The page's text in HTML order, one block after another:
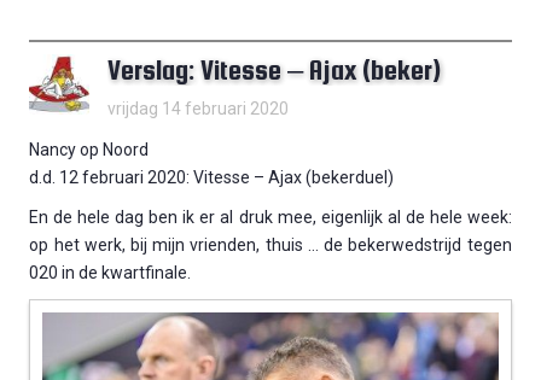
Verslag: Vitesse – Ajax (beker)
vrijdag 14 februari 2020
Nancy op Noord
d.d. 12 februari 2020: Vitesse – Ajax (bekerduel)
En de hele dag ben ik er al druk mee, eigenlijk al de hele week:
op het werk, bij mijn vrienden, thuis … de bekerwedstrijd tegen
020 in de kwartfinale.